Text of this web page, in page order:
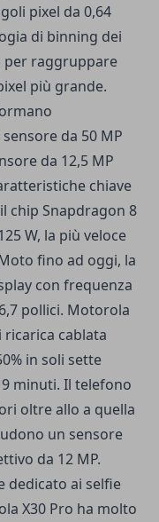
pixel da 0,64
di binning dei
per raggruppare
più grande.
da 50 MP
da 12,5 MP
chiave
chip Snapdragon 8
W, la più veloce
fino ad oggi, la
con frequenza
​​pollici. Motorola
cablata
in soli sette
minuti. Il telefono
oltre allo a quella
un sensore
da 12 MP.
dedicato ai selfie
X30 Pro ha molto